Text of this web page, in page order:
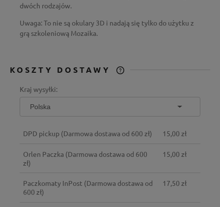
dwóch rodzajów.
Uwaga: To nie są okulary 3D i nadają się tylko do użytku z
grą szkoleniową Mozaika.
KOSZTY DOSTAWY
KOSZTÓW PŁATNOŚCI
Kraj wysyłki:
DPD pickup (Darmowa dostawa od 600 zł) 15,00 zł
Orlen Paczka (Darmowa dostawa od 600
zł)
15,00 zł
Paczkomaty InPost (Darmowa dostawa od
600 zł)
17,50 zł